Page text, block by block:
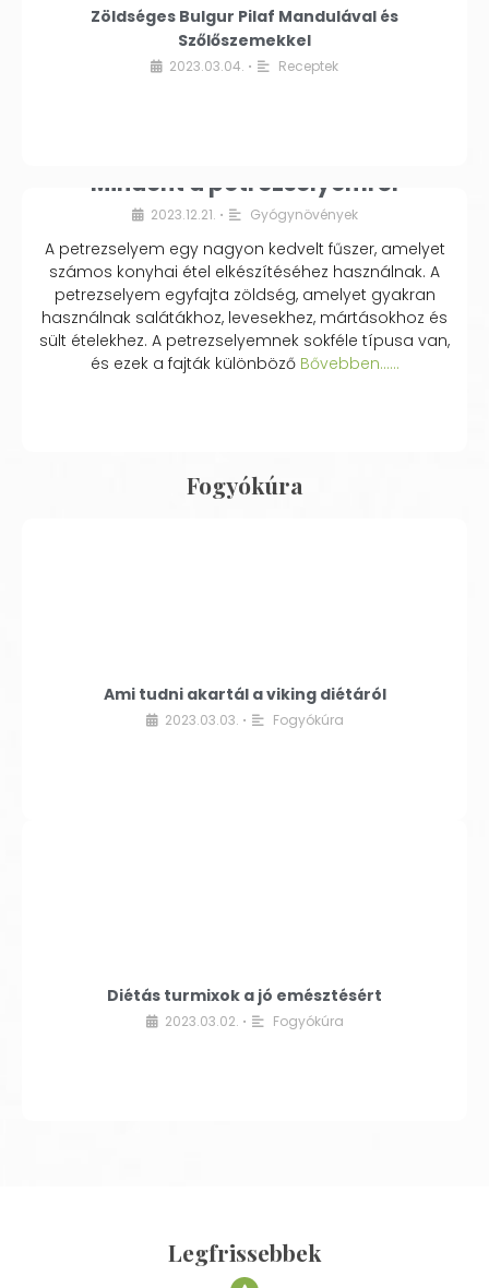
Zöldséges Bulgur Pilaf Mandulával és
Szőlőszemekkel
2023.03.04. • Receptek
Mindent a petrezselyemről
2023.12.21. • Gyógynövények
A petrezselyem egy nagyon kedvelt fűszer, amelyet
számos konyhai étel elkészítéséhez használnak. A
petrezselyem egyfajta zöldség, amelyet gyakran
használnak salátákhoz, levesekhez, mártásokhoz és
sült ételekhez. A petrezselyemnek sokféle típusa van,
és ezek a fajták különbözőBővebben...…
Fogyókúra
Ami tudni akartál a viking diétáról
2023.03.03. • Fogyókúra
Diétás turmixok a jó emésztésért
2023.03.02. • Fogyókúra
Legfrissebbek